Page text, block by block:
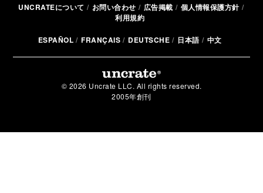
UNCRATEについて お問い合わせ 広告掲載
個人情報保護方針
利用規約
ESPAÑOL FRANÇAIS DEUTSCHE 日本語 中文
© 2026 Uncrate LLC. All rights reserved.
2005年創刊